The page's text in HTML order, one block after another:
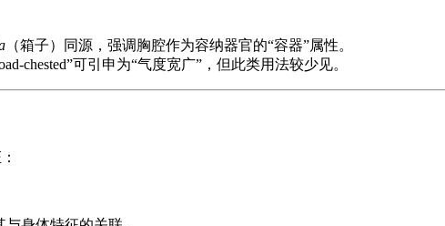
（箱子）同源，强调胸腔作为容纳器官的“容器”属性。
chested”可引申为“气度宽广”，但此类用法较少见。